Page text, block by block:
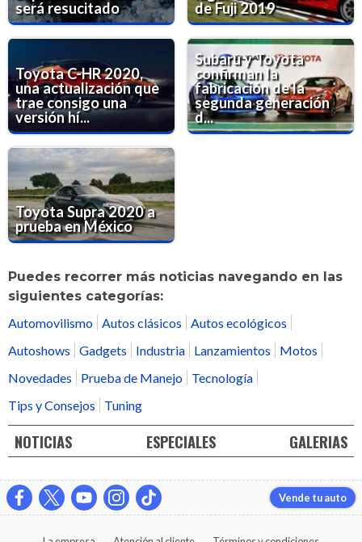
será resucitado
de Fuji 2019
Toyota C-HR 2020,
una actualización que
trae consigo una
versión hí...
Subaru y Toyota
confirman la
fabricación de la
segunda generación
d...
Toyota Supra 2020 a
prueba en México
Puedes recorrer más noticias navegando en las
siguientes categorías:
Automovilismo Autos clásicos
Autos ecológicos
Autoshows
Gadgets Industria Lanzamientos
Motos
Novedades
Prueba de Manejo
Tecnología
Tips y Consejos
Tuning
NOTICIAS ESPECIALES GALERIAS
Vende tu auto